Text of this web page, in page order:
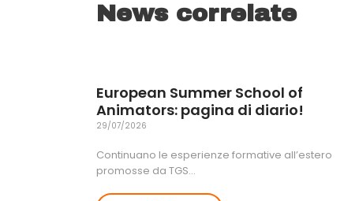
News correlate
European Summer School of
Animators: pagina di diario!
29/07/2026
Continuano le esperienze formative all’estero
promosse da TGS…